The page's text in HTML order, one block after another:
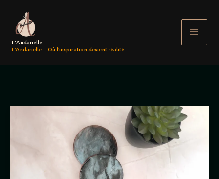
contenu
L'Andarielle
L’Andarielle – Où l’inspiration devient réalité